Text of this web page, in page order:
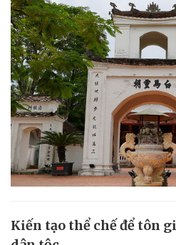
Kiến tạo thể chế để tôn